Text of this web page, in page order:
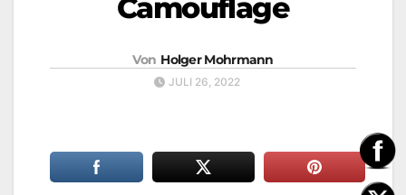
Camouflage
Von Holger Mohrmann
JULI 26, 2022